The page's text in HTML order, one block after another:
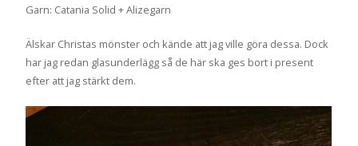
Garn: Catania Solid + Alizegarn
Älskar Christas mönster och kände att jag ville göra dessa. Dock
har jag redan glasunderlägg så de här ska ges bort i present
efter att jag stärkt dem.